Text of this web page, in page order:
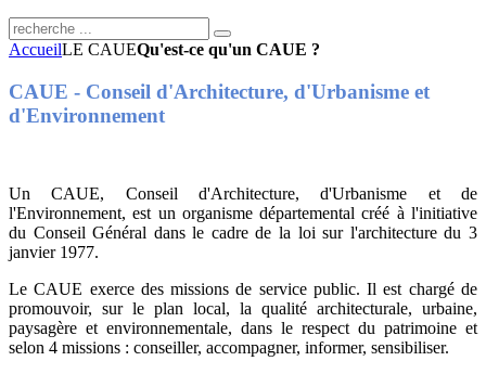
AccueilLE CAUEQu'est-ce qu'un CAUE ?
CAUE - Conseil d'Architecture, d'Urbanisme et
d'Environnement
Un CAUE, Conseil d'Architecture, d'Urbanisme et de
l'Environnement, est un organisme départemental créé à l'initiative
du Conseil Général dans le cadre de la loi sur l'architecture du 3
janvier 1977.
Le CAUE exerce des missions de service public. Il est chargé de
promouvoir, sur le plan local, la qualité architecturale, urbaine,
paysagère et environnementale, dans le respect du patrimoine et
selon 4 missions : conseiller, accompagner, informer, sensibiliser.